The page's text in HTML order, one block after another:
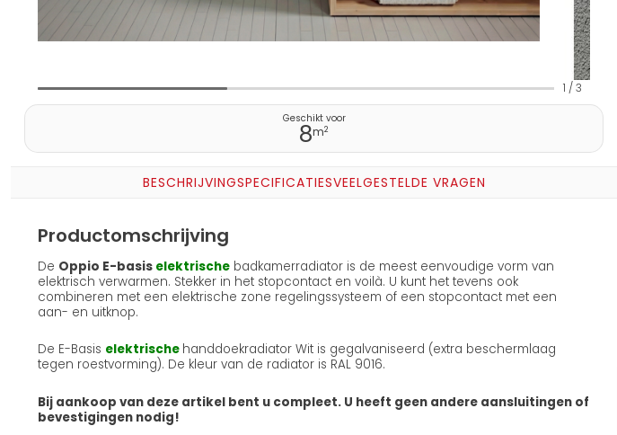
1 /3
Geschikt voor
8m2
BESCHRIJVINGSPECIFICATIESVEELGESTELDE VRAGEN
Productomschrijving
De Oppio E-basis elektrische badkamerradiator is de meest eenvoudige vorm van
elektrisch verwarmen. Stekker in het stopcontact en voilà. U kunt het tevens ook
combineren met een elektrische zone regelingssysteem of een stopcontact met een
aan- en uitknop.
De E-Basis elektrische handdoekradiator Wit is gegalvaniseerd (extra beschermlaag
tegen roestvorming). De kleur van de radiator is RAL 9016.
Bij aankoop van deze artikel bent u compleet. U heeft geen andere aansluitingen of
bevestigingen nodig!